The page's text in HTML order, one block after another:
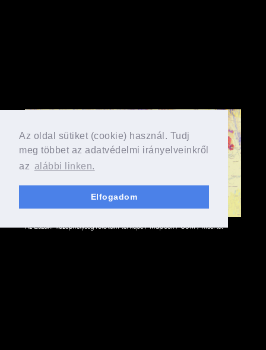
Az oldal sütiket (cookie) használ. Tudj
meg többet az adatvédelmi irányelveinkről
az alábbi linken.
Elfogadom
Az Északi-középhelység földtani térképe / Mapbox / OSM / kísérlet